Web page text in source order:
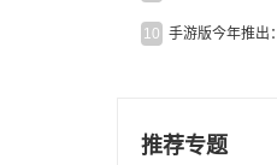
10
推荐专题